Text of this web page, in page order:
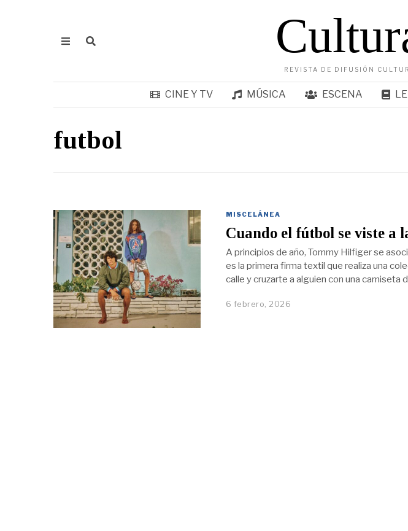
REVISTA DE DIFUSIÓN
CINE Y TV MÚSICA ESCENA
futbol
MISCELÁNEA
Cuando el fútbol se viste a
A principios de año, Tommy Hilfiger se
es la primera firma textil que realiza una
calle y cruzarte a alguien con una camiseta
6 febrero, 2026